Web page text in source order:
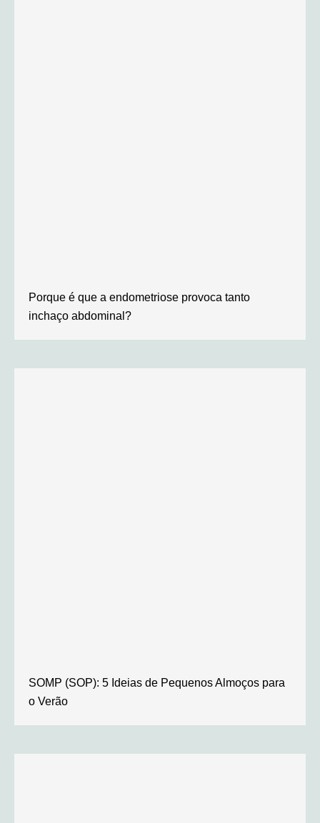
Porque é que a endometriose provoca tanto
inchaço abdominal?
SOMP (SOP): 5 Ideias de Pequenos Almoços para
o Verão